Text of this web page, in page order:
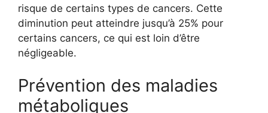
risque de certains types de cancers. Cette
diminution peut atteindre jusqu’à 25% pour
certains cancers, ce qui est loin d’être
négligeable.
Prévention des maladies
métaboliques